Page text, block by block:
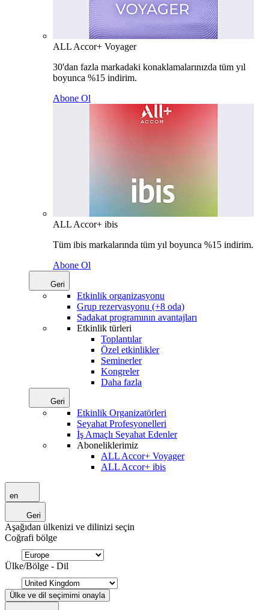
ALL Accor+ Voyager
30'dan fazla markadaki konaklamalarınızda tüm yıl
boyunca %15 indirim.
Abone Ol
ALL Accor+ ibis
Tüm ibis markalarında tüm yıl boyunca %15 indirim.
Abone Ol
Geri
Etkinlik organizasyonu
Grup rezervasyonu (+8 oda)
Sadakat programının avantajları
Etkinlik türleri
Toplantılar
Özel etkinlikler
Seminerler
Kongreler
Daha fazla
Geri
Etkinlik Organizatörleri
Seyahat Profesyonelleri
İş Amaçlı Seyahat Edenler
Aboneliklerimiz
ALL Accor+ Voyager
ALL Accor+ ibis
en
Geri
Aşağıdan ülkenizi ve dilinizi seçin
Coğrafi bölge
Ülke/Bölge - Dil
Ülke ve dil seçimimi onayla